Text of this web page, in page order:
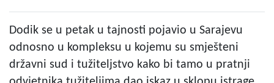
Dodik se u petak u tajnosti pojavio u Sarajevu
odnosno u kompleksu u kojemu su smješteni
državni sud i tužiteljstvo kako bi tamo u pratnji